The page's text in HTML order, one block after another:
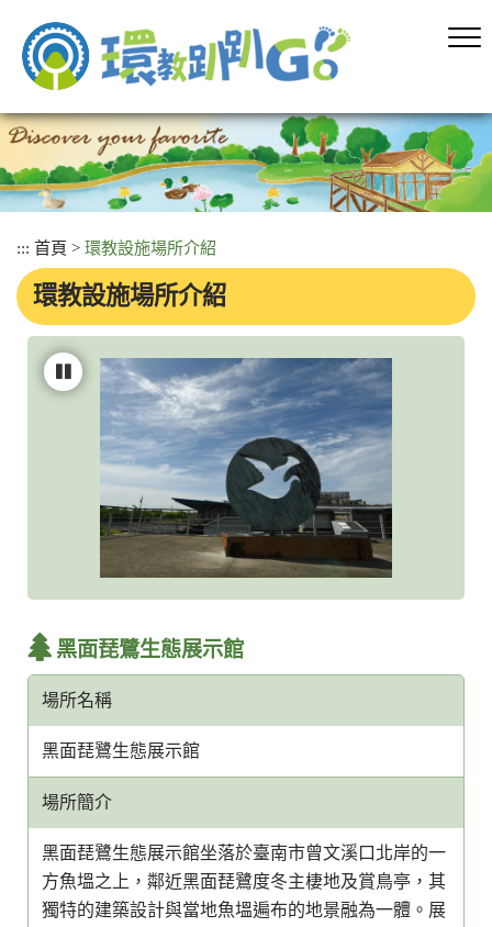
容
塊
::: 首頁 > 環教設施場所介紹
環教設施場所介紹
黑面琵鷺生態展示館
場所名稱
黑面琵鷺生態展示館
場所簡介
黑面琵鷺生態展示館坐落於臺南市曾文溪口北岸的一
方魚塭之上，鄰近黑面琵鷺度冬主棲地及賞鳥亭，其
獨特的建築設計與當地魚塭遍布的地景融為一體。展